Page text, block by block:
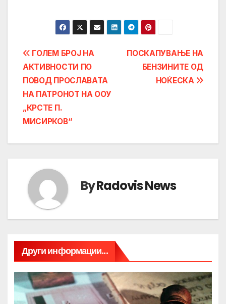
Post
navigation
ПОСКАПУВАЊЕ НА
БЕНЗИНИТЕ ОД
НОЌЕСКА
ГОЛЕМ БРОЈ НА
АКТИВНОСТИ ПО
ПОВОД ПРОСЛАВАТА
НА ПАТРОНОТ НА ООУ
„КРСТЕ П.
МИСИРКОВ“
ByRadovis News
Други информации...